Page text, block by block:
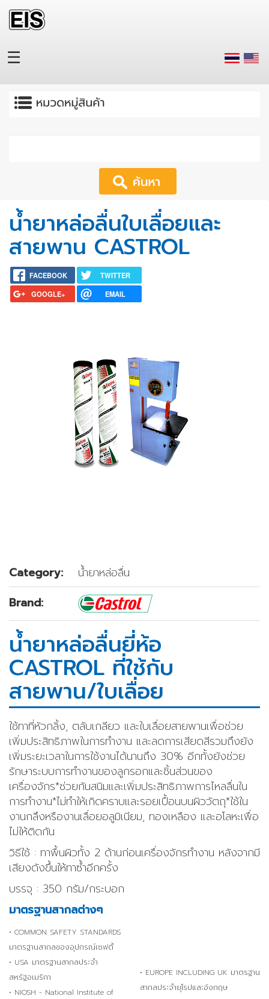
Skip to main content
☰
Apply
น้ำยาหล่อลื่นใบเลื่อยและ
สายพาน CASTROL
FACEBOOK
TWITTER
GOOGLE+
EMAIL
Category:
น้ำยาหล่อลื่น
Brand:
น้ำยาหล่อลื่นยี่ห้อ
CASTROL ที่ใช้กับ
สายพาน/ใบเลื่อย
ใช้ทาที่หัวกลิ้ง, ตลับเกลียว และใบเลื่อยสายพานเพื่อช่วย
เพิ่มประสิทธิภาพในการทำงาน และลดการเสียดสีรวมถึงยัง
เพิ่มระยะเวลาในการใช้งานได้นานถึง 30% อีกทั้งยังช่วย
รักษาระบบการทำงานของลูกรอกและชิ้นส่วนของ
เครื่องจักร*ช่วยกันสนิมและเพิ่มประสิทธิภาพการไหลลื่นใน
การทำงาน*ไม่ทำให้เกิดคราบและรอยเปื้อนบนผิววัตถุ*ใช้ใน
งานกลึงหรืองานเลื่อยอลูมิเนียม, ทองเหลือง และอโลหะเพื่อ
ไม่ให้ติดกัน
วิธีใช้ : ทาพื้นผิวทั้ง 2 ด้านก่อนเครื่องจักรทำงาน หลังจากมี
เสียงดังขึ้นให้ทาซ้ำอีกครั้ง
บรรจุ : 350 กรัม/กระบอก
มาตรฐานสากลต่างๆ
• COMMON SAFETY STANDARDS
มาตรฐานสากลของอุปกรณ์เซฟตี้
• USA มาตรฐานสากลประจำ
สหรัฐอเมริกา
• NIOSH - National Institute of
• EUROPE INCLUDING UK มาตรฐาน
สากลประจำยุโรปและอังกฤษ